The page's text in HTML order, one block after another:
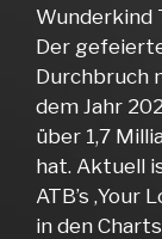
Wunderkind
Der
Durchbruch
dem Jahr
über 1,7
hat. Aktuell
ATB’s
in den